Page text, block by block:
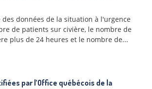
données de la situation à l'urgence
de patients sur civière, le nombre de
plus de 24 heures et le nombre de...
par l’Office québécois de la